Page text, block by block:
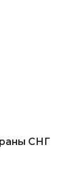
СНГ